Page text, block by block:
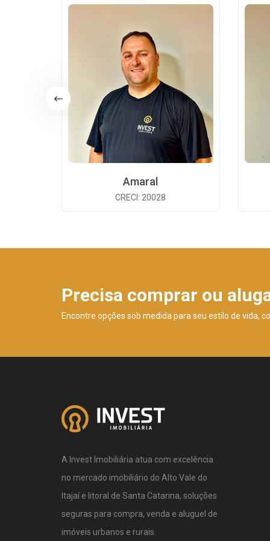
Amaral
CRECI: 20028
Precisa comprar ou
Encontre opções sob medida para seu estilo de vida,
A Invest Imobiliária atua com excelência
no mercado imobiliário do Alto Vale do
Itajaí e litoral de Santa Catarina, soluções
seguras para compra, venda e aluguel de
imóveis urbanos e rurais.